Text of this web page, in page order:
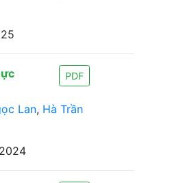
PDF
Lan, Hà Trần